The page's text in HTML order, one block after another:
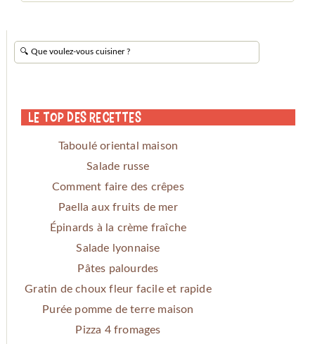
Le Top des Recettes
Taboulé oriental maison
Salade russe
Comment faire des crêpes
Paella aux fruits de mer
Épinards à la crème fraîche
Salade lyonnaise
Pâtes palourdes
Gratin de choux fleur facile et rapide
Purée pomme de terre maison
Pizza 4 fromages